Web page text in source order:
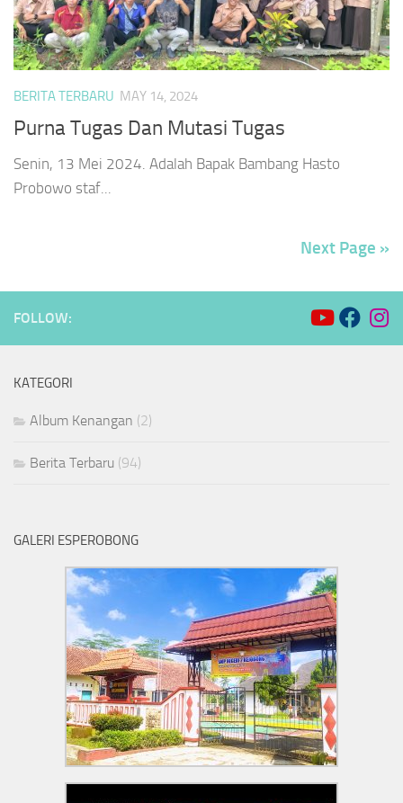
BERITA TERBARU MAY 14, 2024
Purna Tugas Dan Mutasi Tugas
Senin, 13 Mei 2024. Adalah Bapak Bambang Hasto
Probowo staf...
Next Page »
FOLLOW:
KATEGORI
Album Kenangan (2)
Berita Terbaru (94)
GALERI ESPEROBONG